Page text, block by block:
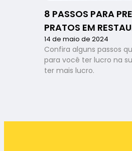
seu
negócio!
8 PASSOS PARA
PRATOS EM
14 de maio de 2024
Confira alguns passos
para você ter lucro na
ter mais lucro.